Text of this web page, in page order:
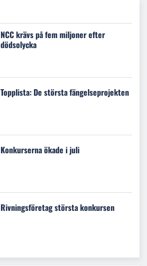
NCC krävs på fem miljoner efter
dödsolycka
Topplista: De största fängelseprojekten
Konkurserna ökade i juli
Rivningsföretag största konkursen